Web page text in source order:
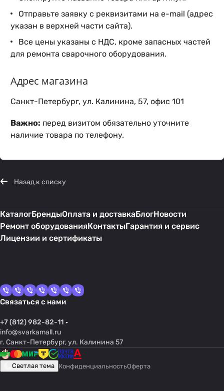
Отправьте заявку с реквизитами на e-mail (адрес
указан в верхней части сайта).
Все цены указаны с НДС, кроме запасных частей
для ремонта сварочного оборудования.
Адрес магазина
Санкт-Петербург, ул. Калинина, 57, офис 101
Важно: перед визитом обязательно уточните
наличие товара по телефону.
Назад к списку
КаталогБрендыОплата и доставкаБлогНовости
Ремонт оборудованияКонтактыГарантия и сервис
Лицензии и сертификаты
Связаться с нами
+7 (812) 982-82-11
info@svarkamall.ru
г. Санкт-Петербург, ул. Калинина 57
Светлая тема КонфиденциальностьОферта